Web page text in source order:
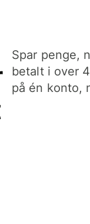
Spar penge,
betalt i over
på én konto,